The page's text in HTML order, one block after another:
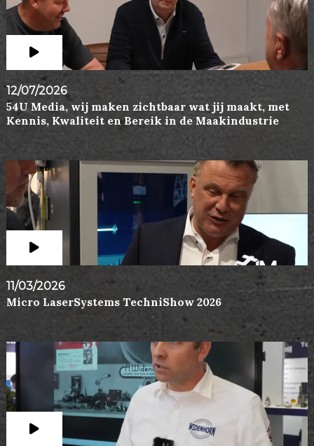
12/07/2026
54U Media, wij maken zichtbaar wat jij maakt, met
Kennis, Kwaliteit en Bereik in de Maakindustrie
11/03/2026
Micro LaserSystems TechniShow 2026